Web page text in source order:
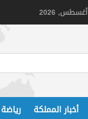
أخبار المملكة رياضة